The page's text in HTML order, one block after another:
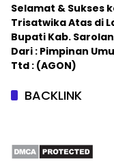
Selamat & Sukses
Trisatwika Atas di
Bupati Kab.
Dari : Pimpinan
Ttd : (AGON)
BACKLINK